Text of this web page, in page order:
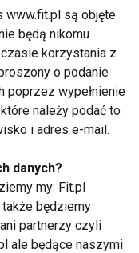
pod kocem i
www.fit.pl są objęte
będą nikomu
korzystania z
o podanie
poprzez wypełnienie
należy podać to
i adres e-mail.
danych?
my: Fit.pl
będziemy
partnerzy czyli
ale będące naszymi